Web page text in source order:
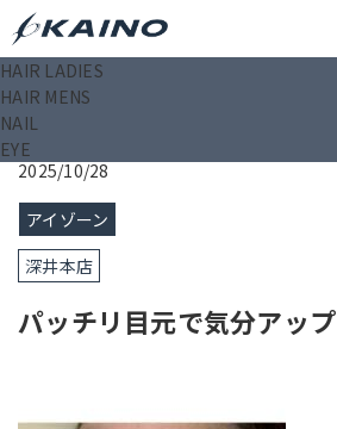
HAIR LADIES
HAIR MENS
NAIL
EYE
KAINO－カイノ－【公式サイト】
分アップ
2025/10/28
アイゾーン
深井本店
パッチリ目元で気分アップ